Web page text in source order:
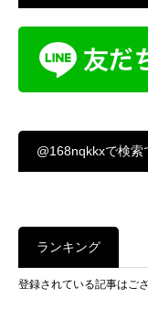
@168nqkkxで検
ランキング
登録されている記事はご